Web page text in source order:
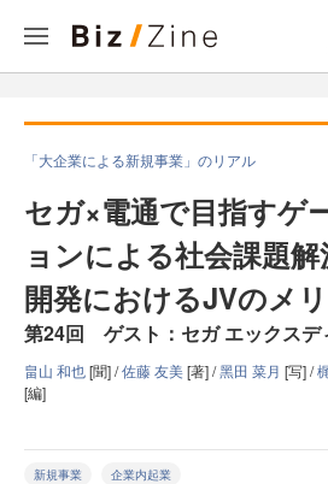
「大企業による新規事業」のリアル
セガ×電通で目指すゲ
ョンによる社会課題
開発におけるJVのメ
第24回 ゲスト：セガ エックスデ
畠山 和也[聞] /佐藤 友美[著] /黑田 菜月 [写] /
[編]
新規事業 企業内起業